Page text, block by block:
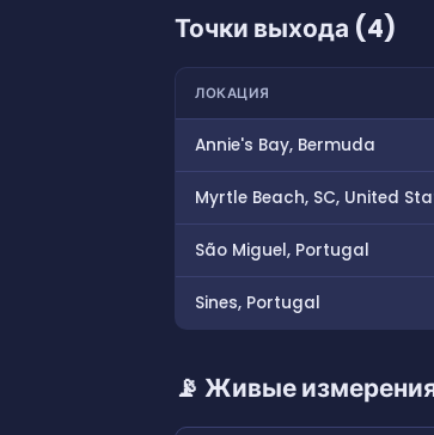
Точки выхода (4)
ЛОКАЦИЯ
Annie's Bay, Bermuda
Myrtle Beach, SC, United
São Miguel, Portugal
Sines, Portugal
📡 Живые